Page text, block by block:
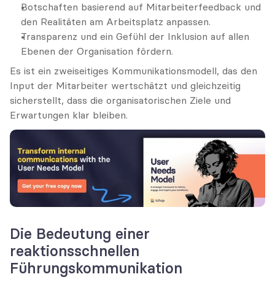
Botschaften basierend auf Mitarbeiterfeedback und
den Realitäten am Arbeitsplatz anpassen.
Transparenz und ein Gefühl der Inklusion auf allen
Ebenen der Organisation fördern.
Es ist ein zweiseitiges Kommunikationsmodell, das den
Input der Mitarbeiter wertschätzt und gleichzeitig
sicherstellt, dass die organisatorischen Ziele und
Erwartungen klar bleiben.
Die Bedeutung einer
reaktionsschnellen
Führungskommunikation